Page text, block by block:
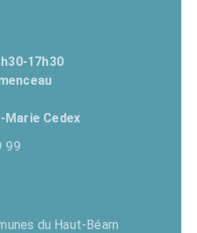
17h30
Marie Cedex
99
du Haut-Béarn